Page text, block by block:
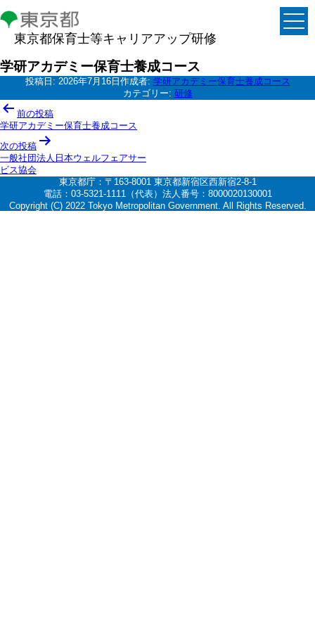
東京都保育士等キャリアアップ研修
学研アカデミー保育士養成コース
投稿日: 2026年7月16日 作成者: 学研アカデミー保育士養成コース
カテゴリー: 研修
投
稿
ナ
ビ
ゲ
ー
前の投稿
学研アカデミー保育士養成コース
次の投稿
一般社団法人日本ウェルフェアサー
ビス協会
東京都庁：〒163-8001 東京都新宿区西新宿2-8-1
電話：03-5321-1111（代表）法人番号：8000020130001
Copyright (C) 2022 Tokyo Metropolitan Government. All Rights Reserved.